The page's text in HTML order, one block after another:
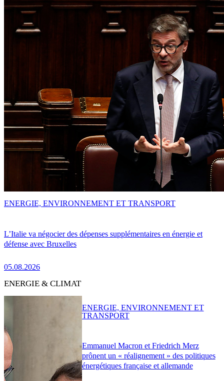
L’Italie va négocier des dépenses supplémentaires en énergie et
défense avec Bruxelles
05.08.2026
ENERGIE, ENVIRONNEMENT ET TRANSPORT
ENERGIE & CLIMAT
Emmanuel Macron et Friedrich Merz
prônent un « réalignement » des politiques
énergétiques française et allemande
ENERGIE, ENVIRONNEMENT ET
TRANSPORT